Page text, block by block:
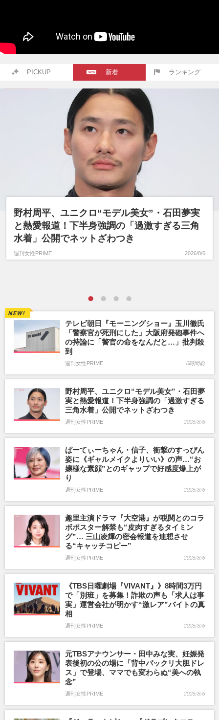
PICKUP 新着 ランキング
野村周平、ユニクロ“モデル美女”・石田夢実
と熱愛報道！下半身強調の「過激すぎる三角
水着」公開でネットざわつき
週刊女性PRIME 2026/8/6
テレビ朝日『モーニングショー』玉川徹氏
「警察官が死刑にした」大阪府発砲事件へ
の持論に「警官の命をなんだと…」批判殺
到
週刊女性PRIME 0時間前
野村周平、ユニクロ“モデル美女”・石田夢
実と熱愛報道！下半身強調の「過激すぎる
三角水着」公開でネットざわつき
週刊女性PRIME 2026/8/6
ぱーてぃーちゃん・信子、衝撃のすっぴん
姿に《ギャルメイクよりいい》の声…“お
嬢様な素顔”とのギャップで好感度爆上が
り
週刊女性PRIME 2026/8/6
趣里主演ドラマ『大空港』が税関とのコラ
ボポスター解禁も“皮肉すぎるタイミン
グ”… 三山凌輝の密会報道を連想させ
る“キャッチコピー”
週刊女性PRIME 2026/8/6
《TBS日曜劇場『VIVANT』》8時間3万円
で「別班」を募集！詐欺の声も「求人は事
実」運営会社が明かす“激レア”バイトの真
相
週刊女性PRIME 2026/8/6
元TBSアナウンサー・田中みな実、妊娠発
表後初の公の場に「背中パックリ大胆ドレ
ス」で登場、ママでも変わらぬ“美への執
念”
週刊女性PRIME 2026/8/6